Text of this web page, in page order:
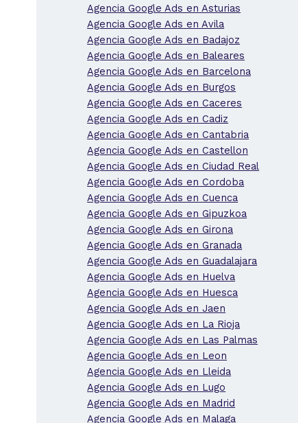
Agencia Google Ads en Asturias
Agencia Google Ads en Avila
Agencia Google Ads en Badajoz
Agencia Google Ads en Baleares
Agencia Google Ads en Barcelona
Agencia Google Ads en Burgos
Agencia Google Ads en Caceres
Agencia Google Ads en Cadiz
Agencia Google Ads en Cantabria
Agencia Google Ads en Castellon
Agencia Google Ads en Ciudad Real
Agencia Google Ads en Cordoba
Agencia Google Ads en Cuenca
Agencia Google Ads en Gipuzkoa
Agencia Google Ads en Girona
Agencia Google Ads en Granada
Agencia Google Ads en Guadalajara
Agencia Google Ads en Huelva
Agencia Google Ads en Huesca
Agencia Google Ads en Jaen
Agencia Google Ads en La Rioja
Agencia Google Ads en Las Palmas
Agencia Google Ads en Leon
Agencia Google Ads en Lleida
Agencia Google Ads en Lugo
Agencia Google Ads en Madrid
Agencia Google Ads en Malaga